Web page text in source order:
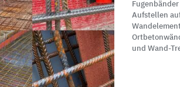
Aufstellen
und Wand-